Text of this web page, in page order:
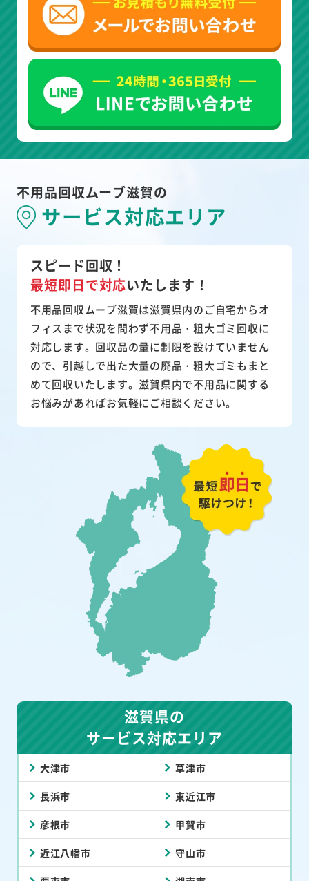
不用品回収ムーブ滋賀の
サービス対応エリア
スピード回収！
最短即日で対応いたします！
不用品回収ムーブ滋賀は滋賀県内のご自宅からオ
フィスまで状況を問わず不用品・粗大ゴミ回収に
対応します。回収品の量に制限を設けていません
ので、引越しで出た大量の廃品・粗大ゴミもまと
めて回収いたします。滋賀県内で不用品に関する
お悩みがあればお気軽にご相談ください。
滋賀県の
サービス対応エリア
大津市 草津市
長浜市 東近江市
彦根市 甲賀市
近江八幡市 守山市